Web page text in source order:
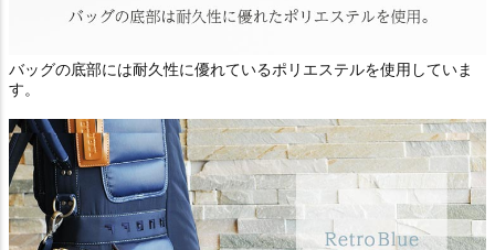
バッグの底部には耐久性に優れているポリエステルを使用していま
す。